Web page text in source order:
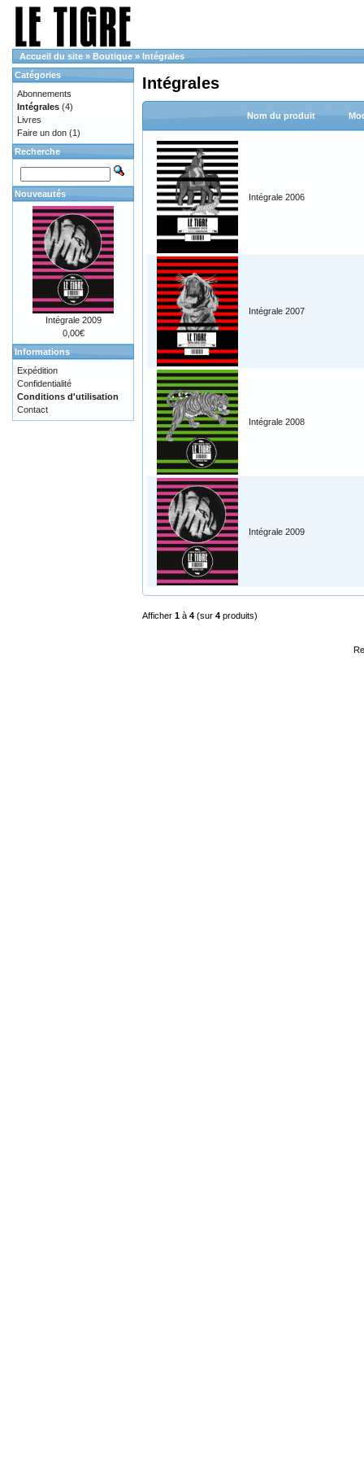
Accueil du site » Boutique » Intégrales
Intégrales
Nom du produit
Intégrale 2006
Intégrale 2007
Intégrale 2008
Intégrale 2009
Afficher 1 à 4 (sur 4 produits)
Catégories
Abonnements
Intégrales (4)
Livres
Faire un don (1)
Recherche
Nouveautés
Intégrale 2009
0,00€
Informations
Expédition
Confidentialité
Conditions d'utilisation
Contact